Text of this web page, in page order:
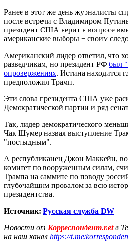
Ранее в этот же день журналисты
после встречи с Владимиром
президент США верит в вопросе
американские выборы − своим
Американский лидер ответил, что
разведчикам, но президент РФ был
опровержениях. Истина находится
предположил Трамп.
Эти слова президента США уже
Демократической партии и ряд
Так, лидер демократического
Чак Шумер назвал выступление
"постыдным".
А республиканец Джон Маккейн,
комитет по вооруженным силам,
Трампа на саммите по поводу
глубочайшим провалом за всю
президентства.
Источник: Русская служба DW
Новости от Корреспондент.netв
на наш канал https://t.me/